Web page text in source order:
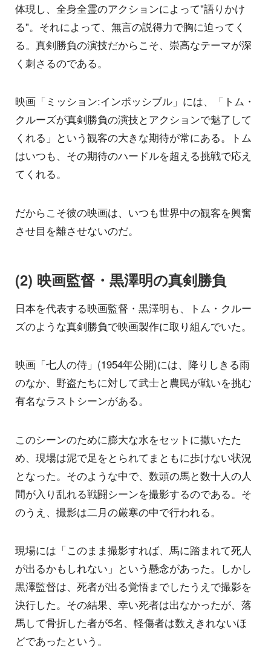
体現し、全身全霊のアクションによって"語りかけ
る"。それによって、無言の説得力で胸に迫ってく
る。真剣勝負の演技だからこそ、崇高なテーマが深
く刺さるのである。
映画「ミッション:インポッシブル」には、「トム・
クルーズが真剣勝負の演技とアクションで魅了して
くれる」という観客の大きな期待が常にある。トム
はいつも、その期待のハードルを超える挑戦で応え
てくれる。
だからこそ彼の映画は、いつも世界中の観客を興奮
させ目を離させないのだ。
(2) 映画監督・黒澤明の真剣勝負
日本を代表する映画監督・黒澤明も、トム・クルー
ズのような真剣勝負で映画製作に取り組んでいた。
映画「七人の侍」(1954年公開)には、降りしきる雨
のなか、野盗たちに対して武士と農民が戦いを挑む
有名なラストシーンがある。
このシーンのために膨大な水をセットに撒いたた
め、現場は泥で足をとられてまともに歩けない状況
となった。そのような中で、数頭の馬と数十人の人
間が入り乱れる戦闘シーンを撮影するのである。そ
のうえ、撮影は二月の厳寒の中で行われる。
現場には「このまま撮影すれば、馬に踏まれて死人
が出るかもしれない」という懸念があった。しかし
黒澤監督は、死者が出る覚悟までしたうえで撮影を
決行した。その結果、幸い死者は出なかったが、落
馬して骨折した者が5名、軽傷者は数えきれないほ
どであったという。